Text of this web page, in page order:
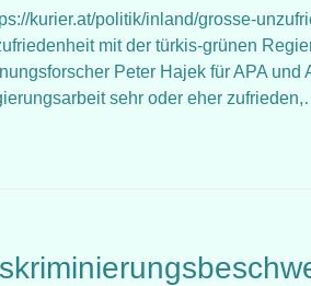
kurier.at/politik/inland/grosse-
mit der türkis-grünen
Peter Hajek für APA
sehr oder eher